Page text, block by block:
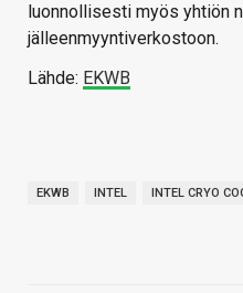
luonnollisesti myös yhtiön
jälleenmyyntiverkostoon.
Lähde: EKWB
EKWB INTEL INTEL CRYO